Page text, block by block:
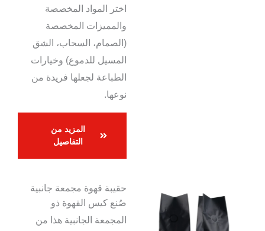
اختر المواد المخصصة
والمميزات المخصصة
(الصمام، السحاب، الشق
المسيل للدموع) وخيارات
الطباعة لجعلها فريدة من
نوعها.
المزيد من
التفاصيل
حقيبة قهوة مجمعة جانبية
صُنع كيس القهوة ذو
المجمعة الجانبية هذا من